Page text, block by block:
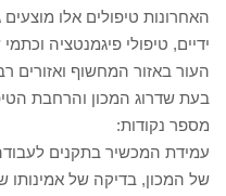
האחרונות טיפולים אלו מוצעים
ידיים, טיפולי פיגמנטציה
העור באזור המחשוף ואזורים
בעת שדרוג המכון והרחבת
מספר נקודות:
עמידת המכשיר בתקנים
של המכון, בדיקה של אמינותו